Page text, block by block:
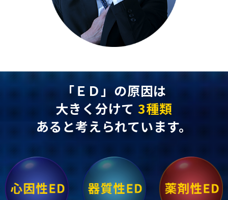
「ＥＤ」の原因は
大きく分けて3種類
あると考えられています。